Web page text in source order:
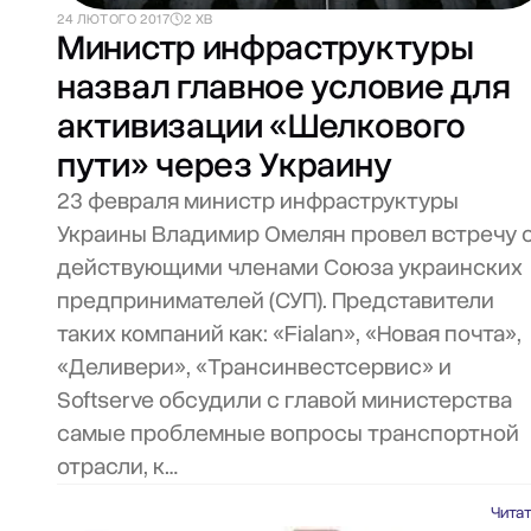
24 ЛЮТОГО 2017 2 ХВ
Министр инфраструктуры
назвал главное условие для
активизации «Шелкового
пути» через Украину
23 февраля министр инфраструктуры
Украины Владимир Омелян провел встречу
действующими членами Союза украинских
предпринимателей (СУП). Представители
таких компаний как: «Fialan», «Новая почта»,
«Деливери», «Трансинвестсервис» и
Softserve обсудили с главой министерства
самые проблемные вопросы транспортной
отрасли, к…